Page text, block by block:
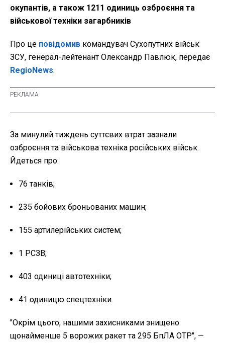
окупантів, а також 1211 одиниць озброєння та
військової техніки загарбників
Про це повідомив командувач Сухопутних військ
ЗСУ, генерал-лейтенант Олександр Павлюк, передає
RegioNews.
За минулий тиждень суттєвих втрат зазнали
озброєння та військова техніка російських військ.
Йдеться про:
76 танків;
235 бойових броньованих машин;
155 артилерійських систем;
1 РСЗВ;
403 одиниці автотехніки;
41 одиницю спецтехніки.
"Окрім цього, нашими захисниками знищено
щонайменше 5 ворожих ракет та 295 БпЛА ОТР", —